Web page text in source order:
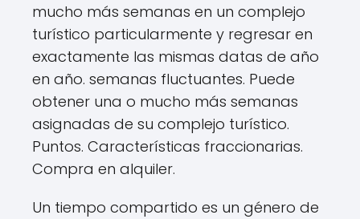
mucho más semanas en un complejo
turístico particularmente y regresar en
exactamente las mismas datas de año
en año. semanas fluctuantes. Puede
obtener una o mucho más semanas
asignadas de su complejo turístico.
Puntos. Características fraccionarias.
Compra en alquiler.
Un tiempo compartido es un género de